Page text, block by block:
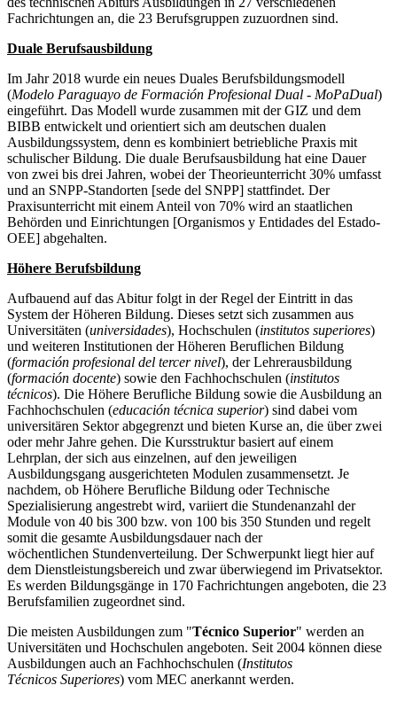
Fachrichtungen an, die 23 Berufsgruppen zuzuordnen sind.
Duale Berufsausbildung
Im Jahr 2018 wurde ein neues Duales Berufsbildungsmodell
(Modelo Paraguayo de Formación Profesional Dual - MoPaDual)
eingeführt. Das Modell wurde zusammen mit der GIZ und dem
BIBB entwickelt und orientiert sich am deutschen dualen
Ausbildungssystem, denn es kombiniert betriebliche Praxis mit
schulischer Bildung. Die duale Berufsausbildung hat eine Dauer
von zwei bis drei Jahren, wobei der Theorieunterricht 30% umfasst
und an SNPP-Standorten [sede del SNPP] stattfindet. Der
Praxisunterricht mit einem Anteil von 70% wird an staatlichen
Behörden und Einrichtungen [Organismos y Entidades del Estado-
OEE] abgehalten.
Höhere Berufsbildung
Aufbauend auf das Abitur folgt in der Regel der Eintritt in das
System der Höheren Bildung. Dieses setzt sich zusammen aus
Universitäten (universidades), Hochschulen (institutos superiores)
und weiteren Institutionen der Höheren Beruflichen Bildung
(formación profesional del tercer nivel), der Lehrerausbildung
(formación docente) sowie den Fachhochschulen (institutos
técnicos). Die Höhere Berufliche Bildung sowie die Ausbildung an
Fachhochschulen (educación técnica superior) sind dabei vom
universitären Sektor abgegrenzt und bieten Kurse an, die über zwei
oder mehr Jahre gehen. Die Kursstruktur basiert auf einem
Lehrplan, der sich aus einzelnen, auf den jeweiligen
Ausbildungsgang ausgerichteten Modulen zusammensetzt. Je
nachdem, ob Höhere Berufliche Bildung oder Technische
Spezialisierung angestrebt wird, variiert die Stundenanzahl der
Module von 40 bis 300 bzw. von 100 bis 350 Stunden und regelt
somit die gesamte Ausbildungsdauer nach der
wöchentlichen Stundenverteilung. Der Schwerpunkt liegt hier auf
dem Dienstleistungsbereich und zwar überwiegend im Privatsektor.
Es werden Bildungsgänge in 170 Fachrichtungen angeboten, die 23
Berufsfamilien zugeordnet sind.
Die meisten Ausbildungen zum "Técnico Superior" werden an
Universitäten und Hochschulen angeboten. Seit 2004 können diese
Ausbildungen auch an Fachhochschulen (Institutos
Técnicos Superiores) vom MEC anerkannt werden.